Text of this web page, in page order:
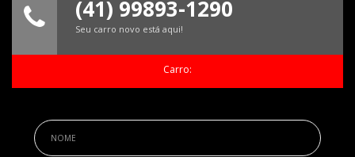
(41) 99893-1290
Seu carro novo está aqui!
Carro: